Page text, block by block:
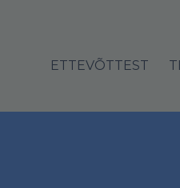
ETTEVÕTTEST